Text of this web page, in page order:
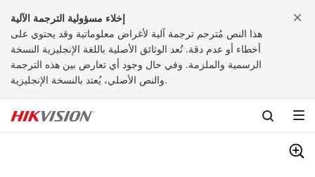
إخلاء مسؤولية الترجمة الآلية
هذا النص مُترجم ترجمة آلية لأغراض معلوماتية وقد يحتوي على
أخطاء أو عدم دقة. تُعد الوثائق الأصلية باللغة الإنجليزية النسخة
الرسمية والملزمة. وفي حال وجود أي تعارض بين هذه الترجمة
والنص الأصلي، يُعتد بالنسخة الإنجليزية.